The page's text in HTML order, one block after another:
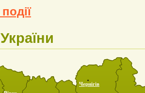
Чернігів